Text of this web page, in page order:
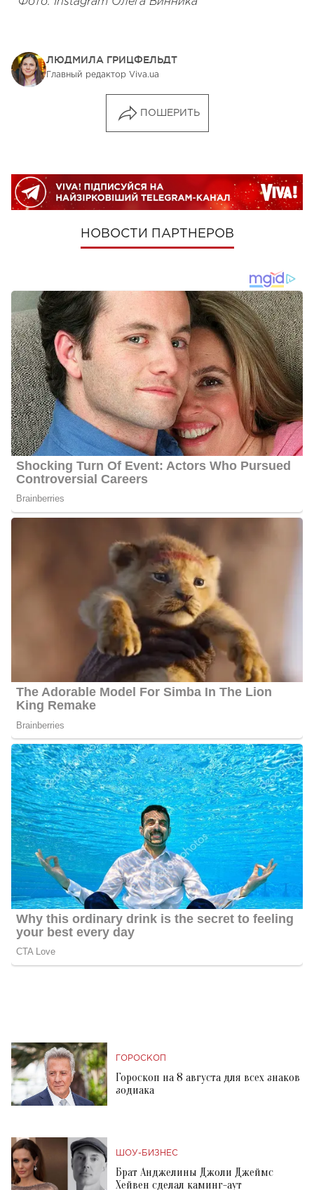
ЛЮДМИЛА ГРИЦФЕЛЬДТ
Главный редактор Viva.ua
ПОШЕРИТЬ
НОВОСТИ ПАРТНЕРОВ
ГОРОСКОП
Гороскоп на 8 августа для всех знаков
зодиака
ШОУ-БИЗНЕС
Брат Анджелины Джоли Джеймс
Хейвен сделал каминг-аут